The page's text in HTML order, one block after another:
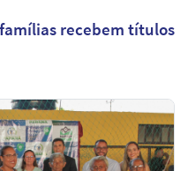
recebem títulos